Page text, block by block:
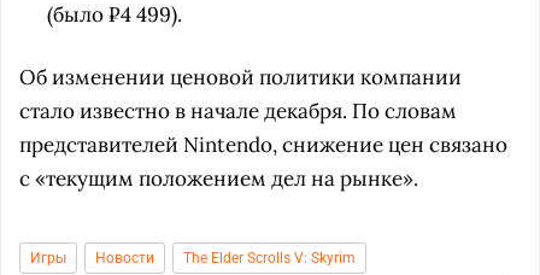
(было ₽4 499).
Об изменении ценовой политики компании
стало известно в начале декабря. По словам
представителей Nintendo, снижение цен связано
с «текущим положением дел на рынке».
Игры Новости The Elder Scrolls V: Skyrim